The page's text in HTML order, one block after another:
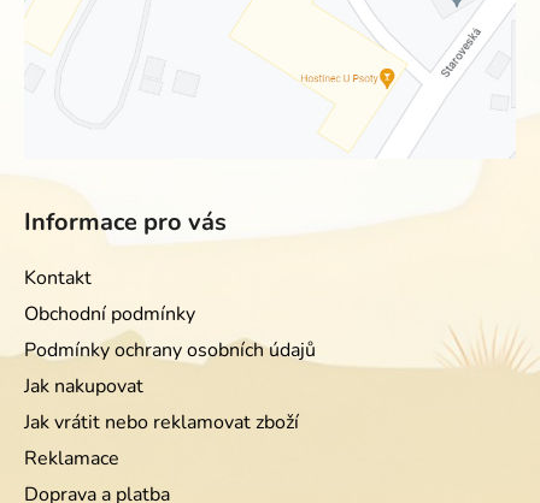
Informace pro vás
Kontakt
Obchodní podmínky
Podmínky ochrany osobních údajů
Jak nakupovat
Jak vrátit nebo reklamovat zboží
Reklamace
Doprava a platba